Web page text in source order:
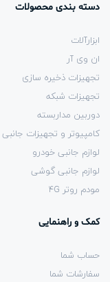
دسته بندی محصولات
ابزارآلات
ان وی آر
تجهیزات ذخیره سازی
تجهیزات شبکه
دوربین مداربسته
کامپیوتر و تجهیزات جانبی
لوازم جانبی خودرو
لوازم جانبی گوشی
مودم روتر 4G
کمک و راهنمایی
حساب شما
سفارشات شما